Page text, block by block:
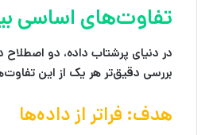
تفاوت‌های اساسی
در دنیای پرشتاب داده، دو اصطلاح
بررسی دقیق‌تر هر یک از این
هدف: فراتر از داده‌ها